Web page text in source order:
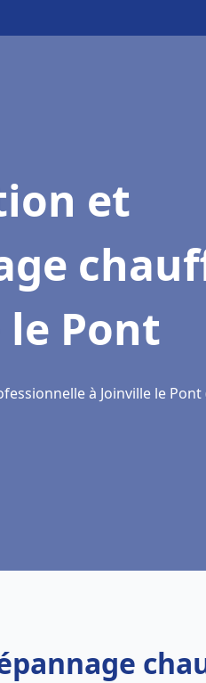
et
Pont
à Joinville le Pont